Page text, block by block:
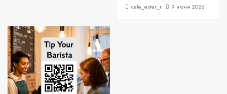
cafe_ester_r 9 июня 2026